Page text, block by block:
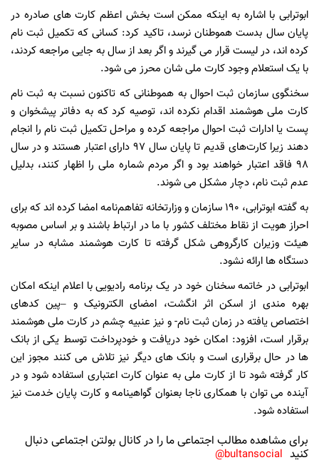
ابوترابی با اشاره به اینکه ممکن است بخش اعظم کارت های صادره در
پایان سال بدست هموطنان نرسد، تاکید کرد: کسانی که تکمیل ثبت نام
کرده اند، در لیست قرار می گیرند و اگر بعد از سال به جایی مراجعه کردند،
با یک استعلام وجود کارت ملی شان محرز می شود.
سخنگوی سازمان ثبت احوال به هموطنانی که تاکنون نسبت به ثبت نام
کارت ملی هوشمند اقدام نکرده اند، توصیه کرد که به دفاتر پیشخوان و
پست یا ادارات ثبت احوال مراجعه کرده و مراحل تکمیل ثبت نام را انجام
دهند زیرا کارت‌های قدیم تا پایان سال ۹۷ دارای اعتبار هستند و در سال
۹۸ فاقد اعتبار خواهند بود و اگر مردم شماره ملی را اظهار کنند، بدلیل
عدم ثبت نام، دچار مشکل می شوند.
به گفته ابوترابی، ۱۹۰ سازمان و وزارتخانه تفاهم‌نامه امضا کرده اند که برای
احراز هویت از نقاط مختلف کشور با ما در ارتباط باشند و بر اساس مصوبه
هیئت وزیران کارگروهی شکل گرفته تا کارت هوشمند مشابه در سایر
دستگاه ها ارائه نشود.
ابوترابی در خاتمه سخنان خود در یک برنامه رادیویی با اعلام اینکه امکان
بهره مندی از اسکن اثر انگشت، امضای الکترونیک و –پین کدهای
اختصاص یافته در زمان ثبت نام- و نیز عنبیه چشم در کارت ملی هوشمند
برقرار است، افزود: امکان خود دریافت و خودپرداخت توسط یکی از بانک
ها در حال برقراری است و بانک های دیگر نیز تلاش می کنند مجوز این
کار گرفته شود تا از کارت ملی به عنوان کارت اعتباری استفاده شود و در
آینده می توان با همکاری ناجا بعنوان گواهینامه و کارت پایان خدمت نیز
استفاده شود.
برای مشاهده مطالب اجتماعی ما را در کانال بولتن اجتماعی دنبال
کنید bultansocial@